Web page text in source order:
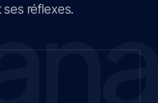
réflexes.